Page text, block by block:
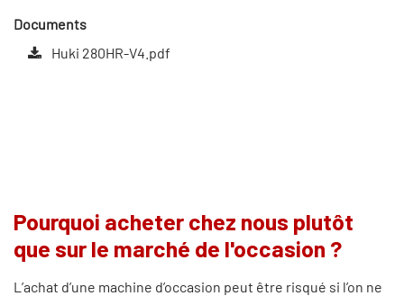
Documents
Huki 280HR-V4.pdf
Pourquoi acheter chez nous plutôt
que sur le marché de l'occasion ?
L’achat d’une machine d’occasion peut être risqué si l’on ne